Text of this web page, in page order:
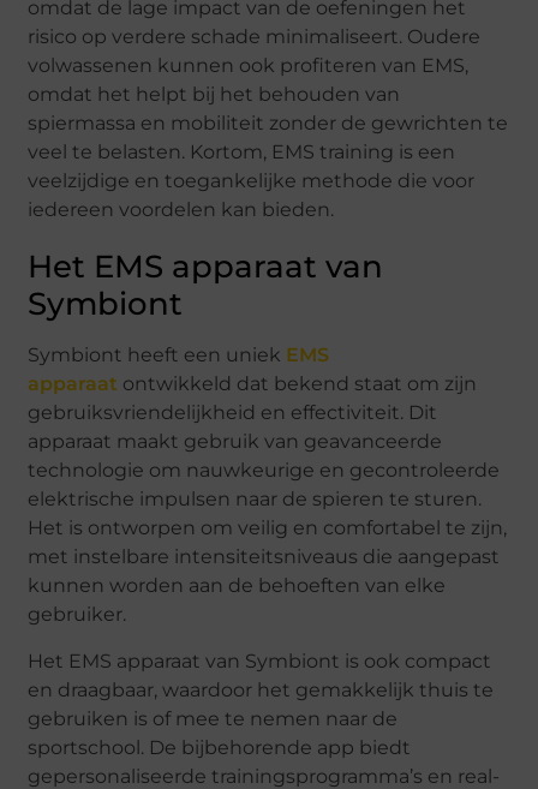
omdat de lage impact van de oefeningen het
risico op verdere schade minimaliseert. Oudere
volwassenen kunnen ook profiteren van EMS,
omdat het helpt bij het behouden van
spiermassa en mobiliteit zonder de gewrichten te
veel te belasten. Kortom, EMS training is een
veelzijdige en toegankelijke methode die voor
iedereen voordelen kan bieden.
Het EMS apparaat van
Symbiont
Symbiont heeft een uniek EMS
apparaat ontwikkeld dat bekend staat om zijn
gebruiksvriendelijkheid en effectiviteit. Dit
apparaat maakt gebruik van geavanceerde
technologie om nauwkeurige en gecontroleerde
elektrische impulsen naar de spieren te sturen.
Het is ontworpen om veilig en comfortabel te zijn,
met instelbare intensiteitsniveaus die aangepast
kunnen worden aan de behoeften van elke
gebruiker.
Het EMS apparaat van Symbiont is ook compact
en draagbaar, waardoor het gemakkelijk thuis te
gebruiken is of mee te nemen naar de
sportschool. De bijbehorende app biedt
gepersonaliseerde trainingsprogramma’s en real-